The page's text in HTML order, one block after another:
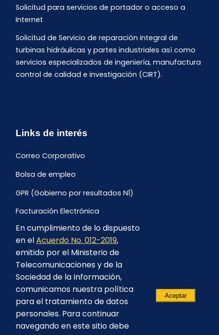
Solicitud para servicios de portador o acceso a
Internet
Solicitud de Servicio de reparación integral de
turbinas hidráulicas y partes industriales así como
servicios especializados de ingeniería, manufactura
control de calidad e investigación (CIRT).
Links de interés
Correo Corporativo
Bolsa de empleo
GPR (Gobierno por resultados N1)
Facturación Electrónica
Archivo Histórico de Facturación
Portal Ambiental y Social
Proyecto Geotérmico Chachimbiro
Contratación consultoría mediante “Lista Corta”
Reglamento de Procesos Asociativos
En cumplimiento de lo dispuesto
en elAcuerdo No. 012-2019,
emitido por el Ministerio de
Telecomunicaciones y de la
Sociedad de la Información,
comunicamos nuestra política
para el tratamiento de datos
personales. Para continuar
navegando en este sitio debe
Aceptar